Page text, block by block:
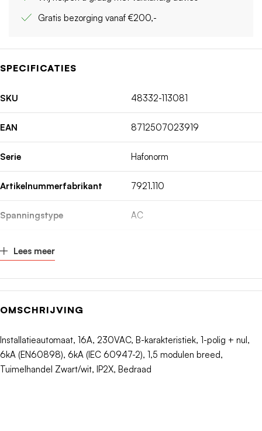
Gratis bezorging vanaf €200,-
SPECIFICATIES
SKU 48332-113081
EAN 8712507023919
Serie Hafonorm
Artikelnummerfabrikant 7921.110
Spanningstype AC
Inbouwdiepte
Uitschakelkarakteristiek B
Lees meer
OMSCHRIJVING
Installatieautomaat, 16A, 230VAC, B-karakteristiek, 1-polig + nul,
6kA (EN60898), 6kA (IEC 60947-2), 1,5 modulen breed,
Tuimelhandel Zwart/wit, IP2X, Bedraad